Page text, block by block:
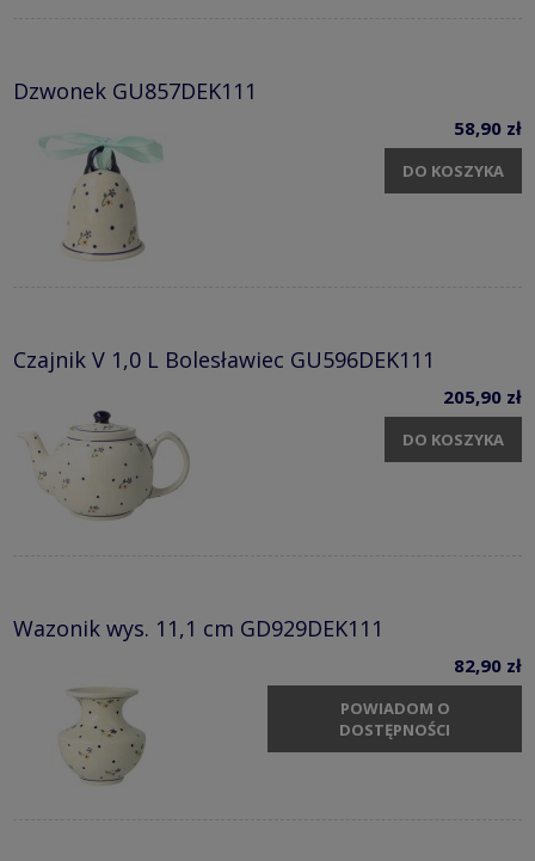
Dzwonek GU857DEK111
58,90 zł
DO KOSZYKA
Czajnik V 1,0 L Bolesławiec GU596DEK111
205,90 zł
DO KOSZYKA
Wazonik wys. 11,1 cm GD929DEK111
82,90 zł
POWIADOM O
DOSTĘPNOŚCI